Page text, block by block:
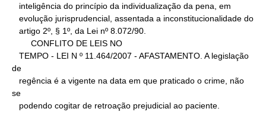
de
se
   podendo cogitar de retroação prejudicial ao paciente.